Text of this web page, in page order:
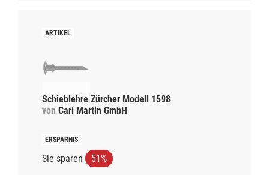
Schieblehre Zürcher Modell 1598
von Carl Martin GmbH
Sie sparen 51%